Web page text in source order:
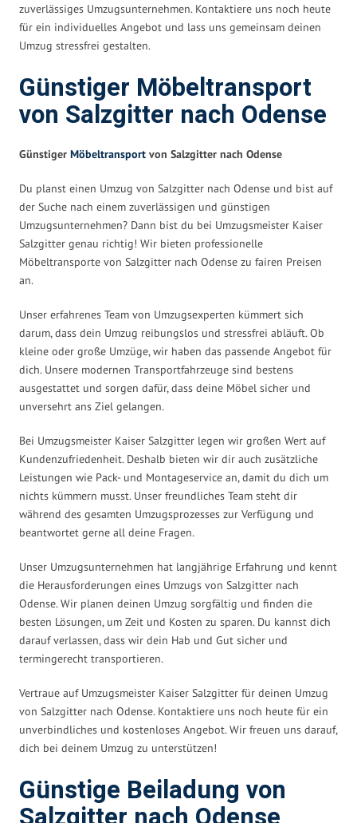
zuverlässiges Umzugsunternehmen. Kontaktiere uns noch heute
für ein individuelles Angebot und lass uns gemeinsam deinen
Umzug stressfrei gestalten.
Günstiger Möbeltransport
von Salzgitter nach Odense
Günstiger Möbeltransport von Salzgitter nach Odense
Du planst einen Umzug von Salzgitter nach Odense und bist auf
der Suche nach einem zuverlässigen und günstigen
Umzugsunternehmen? Dann bist du bei Umzugsmeister Kaiser
Salzgitter genau richtig! Wir bieten professionelle
Möbeltransporte von Salzgitter nach Odense zu fairen Preisen
an.
Unser erfahrenes Team von Umzugsexperten kümmert sich
darum, dass dein Umzug reibungslos und stressfrei abläuft. Ob
kleine oder große Umzüge, wir haben das passende Angebot für
dich. Unsere modernen Transportfahrzeuge sind bestens
ausgestattet und sorgen dafür, dass deine Möbel sicher und
unversehrt ans Ziel gelangen.
Bei Umzugsmeister Kaiser Salzgitter legen wir großen Wert auf
Kundenzufriedenheit. Deshalb bieten wir dir auch zusätzliche
Leistungen wie Pack- und Montageservice an, damit du dich um
nichts kümmern musst. Unser freundliches Team steht dir
während des gesamten Umzugsprozesses zur Verfügung und
beantwortet gerne all deine Fragen.
Unser Umzugsunternehmen hat langjährige Erfahrung und kennt
die Herausforderungen eines Umzugs von Salzgitter nach
Odense. Wir planen deinen Umzug sorgfältig und finden die
besten Lösungen, um Zeit und Kosten zu sparen. Du kannst dich
darauf verlassen, dass wir dein Hab und Gut sicher und
termingerecht transportieren.
Vertraue auf Umzugsmeister Kaiser Salzgitter für deinen Umzug
von Salzgitter nach Odense. Kontaktiere uns noch heute für ein
unverbindliches und kostenloses Angebot. Wir freuen uns darauf,
dich bei deinem Umzug zu unterstützen!
Günstige Beiladung von